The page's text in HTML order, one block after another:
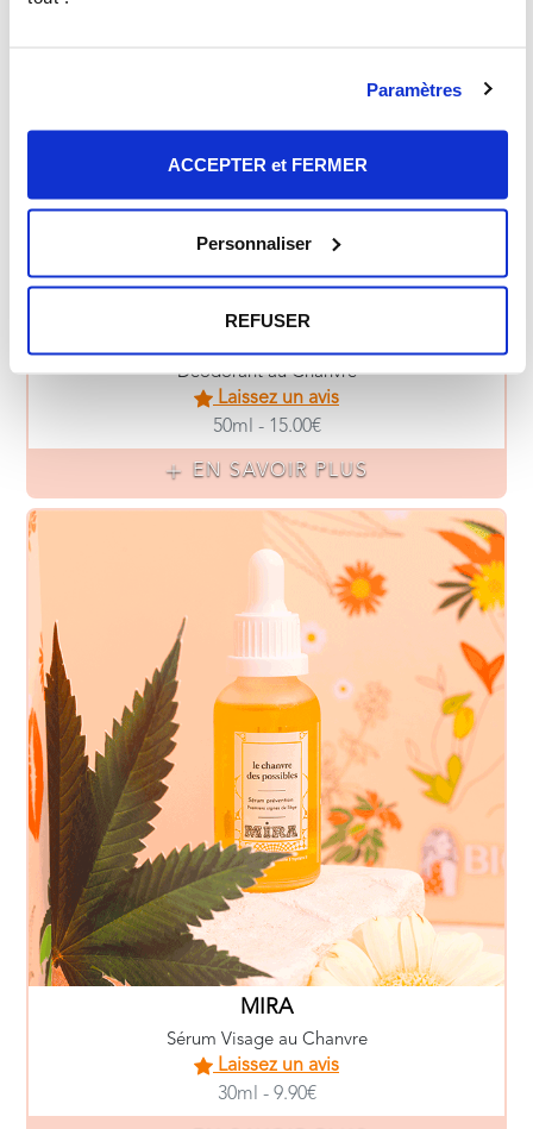
Paramètres
ACCEPTER et FERMER
Personnaliser
REFUSER
MIRA
Sérum Visage au Chanvre
Laissez un avis
30ml - 9.90€
EN SAVOIR PLUS